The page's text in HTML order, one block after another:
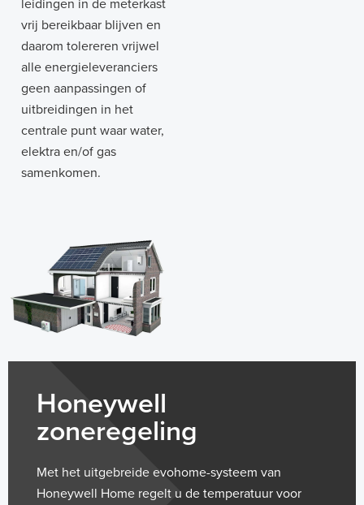
leidingen in de meterkast
vrij bereikbaar blijven en
daarom tolereren vrijwel
alle energieleveranciers
geen aanpassingen of
uitbreidingen in het
centrale punt waar water,
elektra en/of gas
samenkomen.
Honeywell
zoneregeling
Met het uitgebreide evohome-systeem van
Honeywell Home regelt u de temperatuur voor